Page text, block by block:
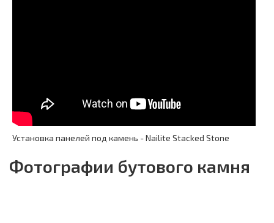
Установка панелей под камень - Nailite Stacked Stone
Фотографии бутового камня